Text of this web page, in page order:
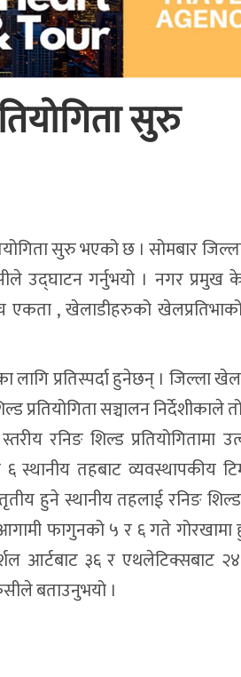
सुरु
सुरु भएको छ । सोमबार
उद्घाटन गर्नुभयो । नगर प्रमुख
एकता , खेलाडीहरुको
लागि प्रतिस्पर्दा हुनेछन् ।
प्रतियोगिता सञ्चालन
रनिङ शिल्ड प्रतियोगितामा
६ स्थानीय तहबाट
हुने स्थानीय तहलाई रनिङ
फागुनको ५ र ६ गते गोरखामा हुने
आर्टबाट ३६ र
बताउनुभयो ।